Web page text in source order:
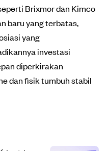
Brixmor dan Kimco
baru yang terbatas,
yang
investasi
diperkirakan
dan fisik tumbuh stabil